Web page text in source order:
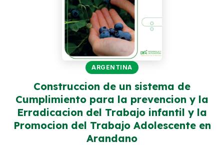
En Argentina
Publicaciones
TDRs
Transparencia
ARGENTINA
Construccion de un sistema de
Cumplimiento para la prevencion y la
Erradicacion del Trabajo infantil y la
Promocion del Trabajo Adolescente en
Arandano